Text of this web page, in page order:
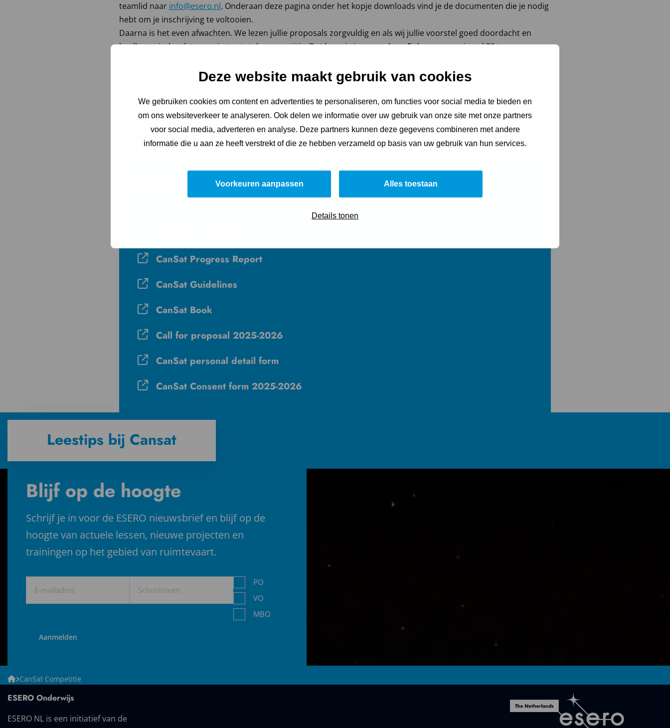
Deze website maakt gebruik van cookies
We gebruiken cookies om content en advertenties te personaliseren, om functies voor social media te bieden en
om ons websiteverkeer te analyseren. Ook delen we informatie over uw gebruik van onze site met onze partners
voor social media, adverteren en analyse. Deze partners kunnen deze gegevens combineren met andere
informatie die u aan ze heeft verstrekt of die ze hebben verzameld op basis van uw gebruik van hun services.
Voorkeuren aanpassen Alles toestaan
Details tonen
teamlid naar info@esero.nl. Onderaan deze pagina onder het kopje downloads vind je de documenten die je nodig
hebt om je inschrijving te voltooien.
Daarna is het even afwachten. We lezen jullie proposals zorgvuldig en als wij jullie voorstel goed doordacht en
haalbaar vinden, laten we je toe tot de competitie. Dat hoor je in november. Er kunnen maximaal 32 teams
Downloads
CanSat Progress Report
CanSat Guidelines
CanSat Book
Call for proposal 2025-2026
CanSat personal detail form
CanSat Consent form 2025-2026
Leestips bij Cansat
Blijf op de hoogte
Schrijf je in voor de ESERO nieuwsbrief en blijf op de
hoogte van actuele lessen, nieuwe projecten en
trainingen op het gebied van ruimtevaart.
E-
mailadres
Schoolnaam Niveau
PO
VO
MBO
ESERO
CanSat Competitie
ESERO Onderwijs
ESERO NL is een initiatief van de